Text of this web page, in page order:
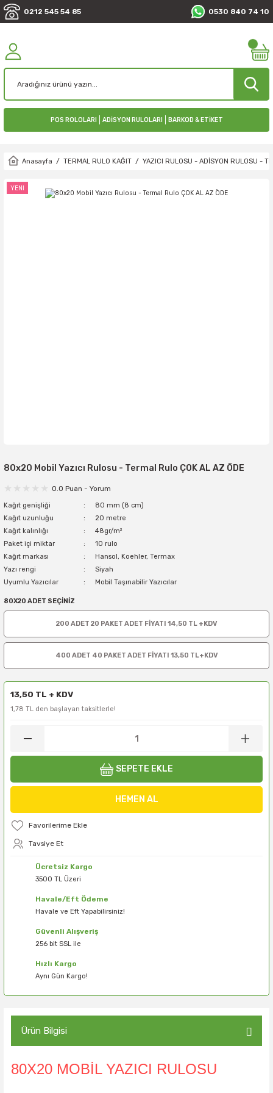
0212 545 54 85 0530 840 74 10
POS ROLOLARI ADİSYON RULOLARI BARKOD & ETİKET
Anasayfa TERMAL RULO KAĞIT YAZICI RULOSU - ADİSYON RULOSU -
YENİ
80x20 Mobil Yazıcı Rulosu - Termal Rulo ÇOK AL AZ ÖDE
0.0 Puan - Yorum
Kağıt genişliği
80 mm (8 cm)
Kağıt uzunluğu
20 metre
Kağıt kalınlığı
48gr/m²
Paket içi miktar
10 rulo
Kağıt markası
Hansol, Koehler, Termax
Yazı rengi
Siyah
Uyumlu Yazıcılar
Mobil Taşınabilir Yazıcılar
80X20 ADET SEÇİNİZ
200 ADET 20 PAKET ADET FİYATI 14,50 TL +KDV
400 ADET 40 PAKET ADET FİYATI 13,50 TL+KDV
13,50 TL + KDV
1,78 TL den başlayan taksitlerle!
SEPETE EKLE
HEMEN AL
Tavsiye Et
Ücretsiz Kargo
3500 TL Üzeri
Havale/Eft Ödeme
Havale ve Eft Yapabilirsiniz!
Güvenli Alışveriş
256 bit SSL ile
Hızlı Kargo
Aynı Gün Kargo!
Ürün Bilgisi
80X20 MOBİL YAZICI RULOSU